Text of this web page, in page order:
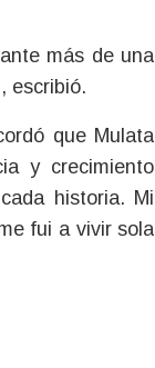
más de una
escribió.
que Mulata
y crecimiento
historia. Mi
fui a vivir sola